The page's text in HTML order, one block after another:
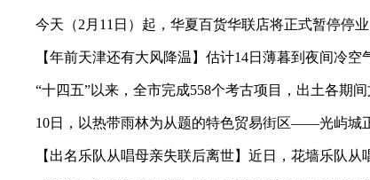
今天（2月11日）起，华夏百货华联店将正式暂停停业
【年前天津还有大风降温】估计14日薄暮到夜间冷空
“十四五”以来，全市完成558个考古项目，出土各期间
10日，以热带雨林为从题的特色贸易街区——光屿城正
【出名乐队从唱母亲失联后离世】近日，花墙乐队从